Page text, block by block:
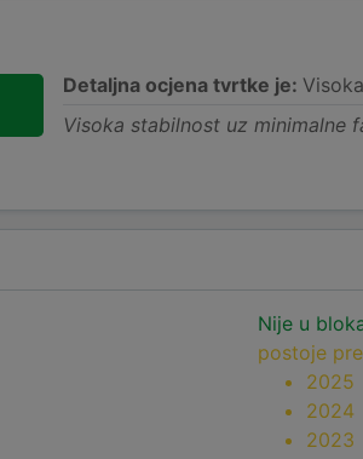
Detaljna ocjena tvrtke je: Visoka
Visoka stabilnost uz minimalne
Nije u
postoje
2025
2024
2023